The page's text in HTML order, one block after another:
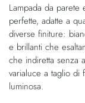
galleria
di
immagini
di
immagini
Lampada da
perfette, adatte a
diverse finiture:
e brillanti che
che indiretta senza
varialuce a taglio di
luminosa.